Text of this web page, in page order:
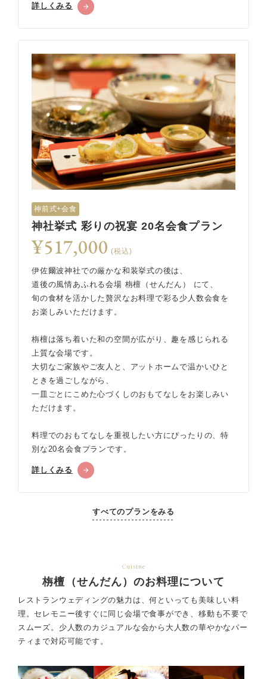
詳しくみる
神前式+会食
神社挙式 彩りの祝宴 20名会食プラン
¥517,000 (税込)
伊佐爾波神社での厳かな和装挙式の後は、
道後の風情あふれる会場 栴檀（せんだん） にて、
旬の食材を活かした贅沢なお料理で彩る少人数会食を
お楽しみいただけます。
栴檀は落ち着いた和の空間が広がり、趣を感じられる
上質な会場です。
大切なご家族やご友人と、アットホームで温かいひと
ときを過ごしながら、
一皿ごとにこめた心づくしのおもてなしをお楽しみい
ただけます。
料理でのおもてなしを重視したい方にぴったりの、特
別な20名会食プランです。
詳しくみる
すべてのプランをみる
Cuisine
栴檀（せんだん）のお料理について
レストランウェディングの魅力は、何といっても美味しい料
理。セレモニー後すぐに同じ会場で食事ができ、移動も不要で
スムーズ。少人数のカジュアルな会から大人数の華やかなパー
ティまで対応可能です。